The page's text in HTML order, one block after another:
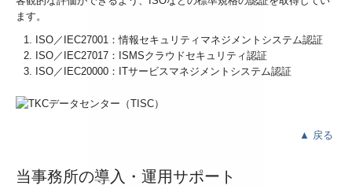
ます。
ISO／IEC27001：情報セキュリティマネジメントシステム認証
ISO／IEC27017：ISMSクラウドセキュリティ認証
ISO／IEC20000：ITサービスマネジメントシステム認証
▲ 戻る
当事務所の導入・運用サポート